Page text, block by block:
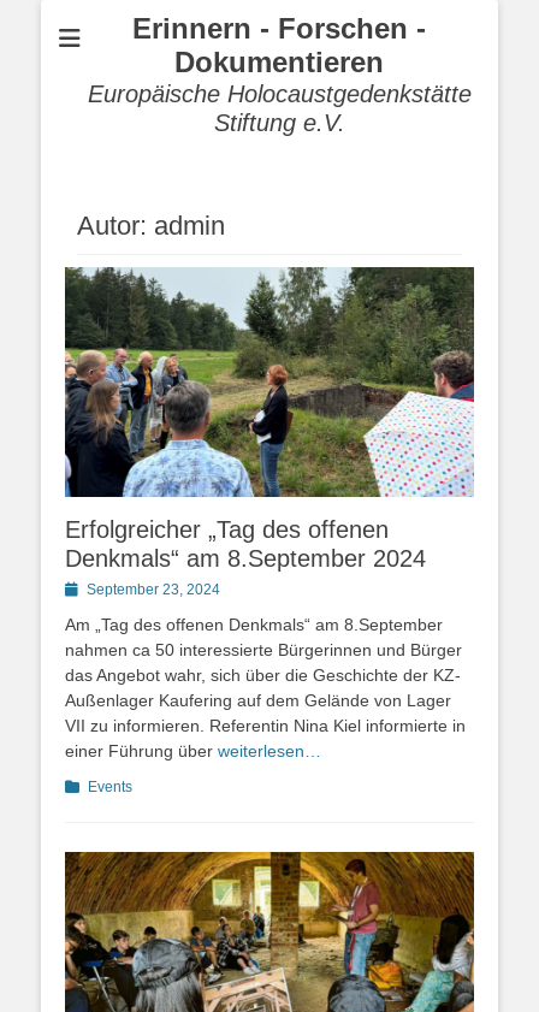
Erinnern - Forschen -
Dokumentieren
Europäische Holocaustgedenkstätte
Stiftung e.V.
Autor: admin
Erfolgreicher „Tag des offenen
Denkmals“ am 8.September 2024
PostedSeptember 23, 2024
Am „Tag des offenen Denkmals“ am 8.September
nahmen ca 50 interessierte Bürgerinnen und Bürger
das Angebot wahr, sich über die Geschichte der KZ-
Außenlager Kaufering auf dem Gelände von Lager
VII zu informieren. Referentin Nina Kiel informierte in
einer Führung über weiterlesen…
Kategorien
Events